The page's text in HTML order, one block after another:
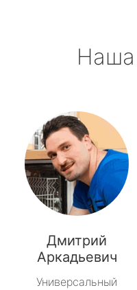
Наша
Дмитрий
Аркадьевич
Универсальный